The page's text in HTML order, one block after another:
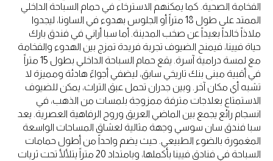
الفخامة الصحية. كما يمكنهم الاسترخاء في حمام السباحة الداخلي
الممتد على طول 18 متراً أو الجلوس بهدوء في الساونا، ليجدوا
ملاذاً خالداً بعيداً عن صخب المدينة. أما سبا أراني في فندق بارك
حياة فيينا، فيمنح الضيوف تجربة فريدة تمزج بين الهدوء والفخامة
مع لمسة درامية آسرة. يقع حمام السباحة الداخلي بطول 15 متراً
في أقبية مبنى بنك تاريخي سابق، ليضفي أجواءً هادئة ومميزة لا
تشبه أي مكان آخر. وبين جدران تحمل عبق التراث، يمكن للضيوف
الاستمتاع بعلاجات مترفة ممزوجة بلمسات من الذهب، في
انسجام رائع يجمع بين الماضي العريق وروح الرفاهية العصرية. يعد
سبا فندق سان سوسي وجهة مثالية لعشاق المساحات الواسعة
المغمورة بالضوء الطبيعي. حيث يضم واحداً من أطول حمامات
السباحة في فنادق فيينا بأكملها، وبامتداد 20 متراً يتلألأ تحت ثريات